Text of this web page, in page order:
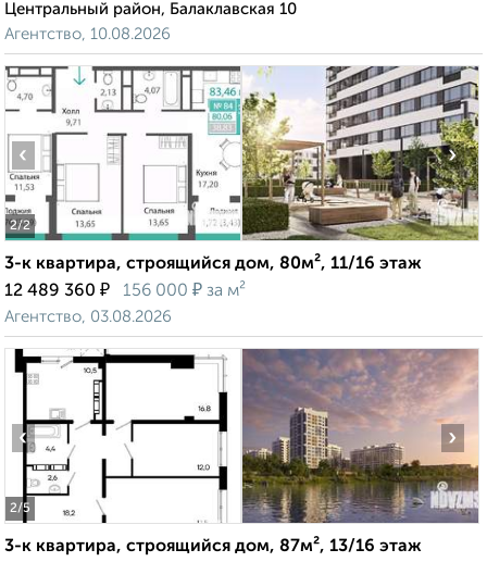
Центральный район, Балаклавская 10
Агентство, 10.08.2026
2/2
‹ ›
3-к квартира, строящийся дом, 80м², 11/16 этаж
12 489 360 ₽ 156 000 ₽ за м²
Агентство, 03.08.2026
2/5
‹ ›
3-к квартира, строящийся дом, 87м², 13/16 этаж